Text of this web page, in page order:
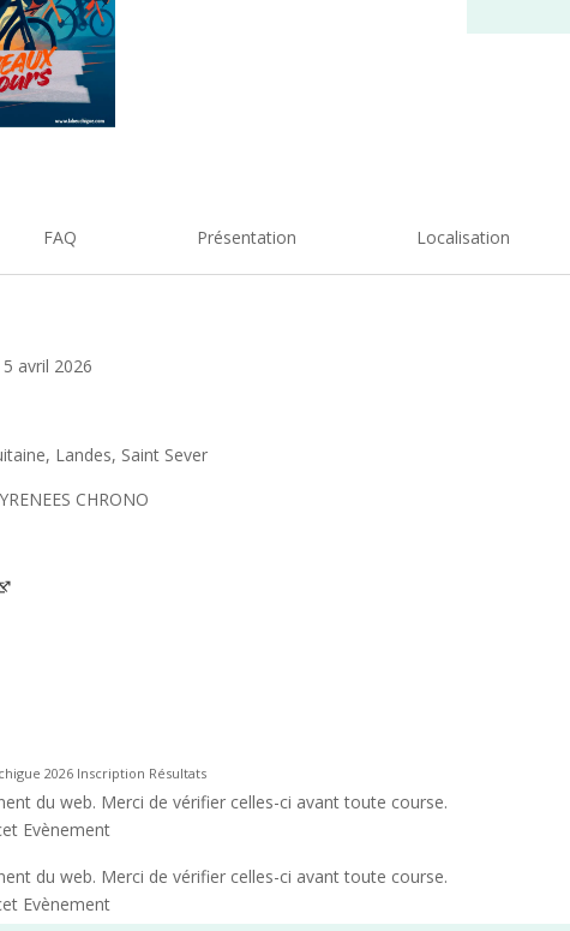
FAQ Présentation Localisation
avril 2026
Landes, Saint Sever
CHRONO
2026 Inscription Résultats
du web. Merci de vérifier celles-ci avant toute course.
Evènement
du web. Merci de vérifier celles-ci avant toute course.
Evènement